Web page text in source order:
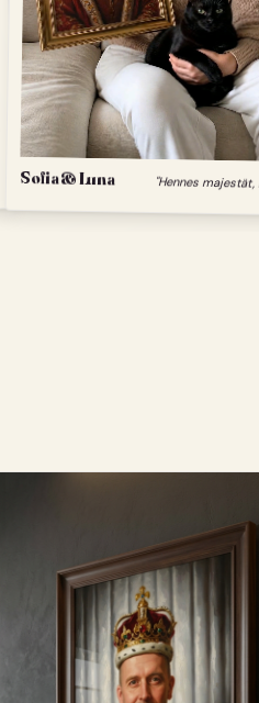
Sofia & Luna "Hennes majestät,